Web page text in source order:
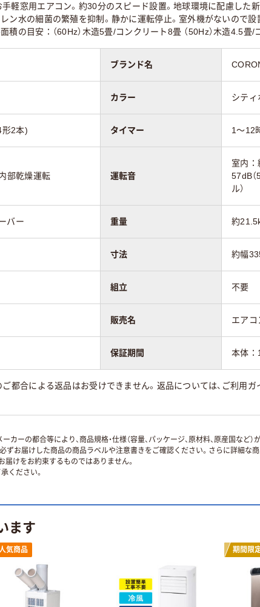
軽窓用エアコン。約30分のスピード設置。地球環境に配慮した
ン水の細菌の繁殖を抑制。静かに運転停止。室外機がないので
積の目安：（60Hz）木造5畳/コンクリート8畳 （50Hz）木造4.5畳/
ブランド名
カラー シティ
形2本) タイマー 1～12
部乾燥運転 運転音
室内：
57dB（
ル）
バー 重量 約
寸法 約幅
組立 不要
販売名 エアコ
保証期間 本体：
ご都合による返品はお受けできません。返品については、ご利用ガ
ーの都合等により、商品規格・仕様（容量、パッケージ、原材料、原産国など
お届けした商品の商品ラベルや注意書きをご確認ください。さらに詳細な
届けをお約束するものではありません。
ください。
ます
気商品 期間限